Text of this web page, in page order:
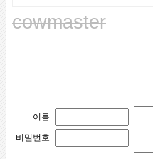
cowmaster
이름
비밀번호